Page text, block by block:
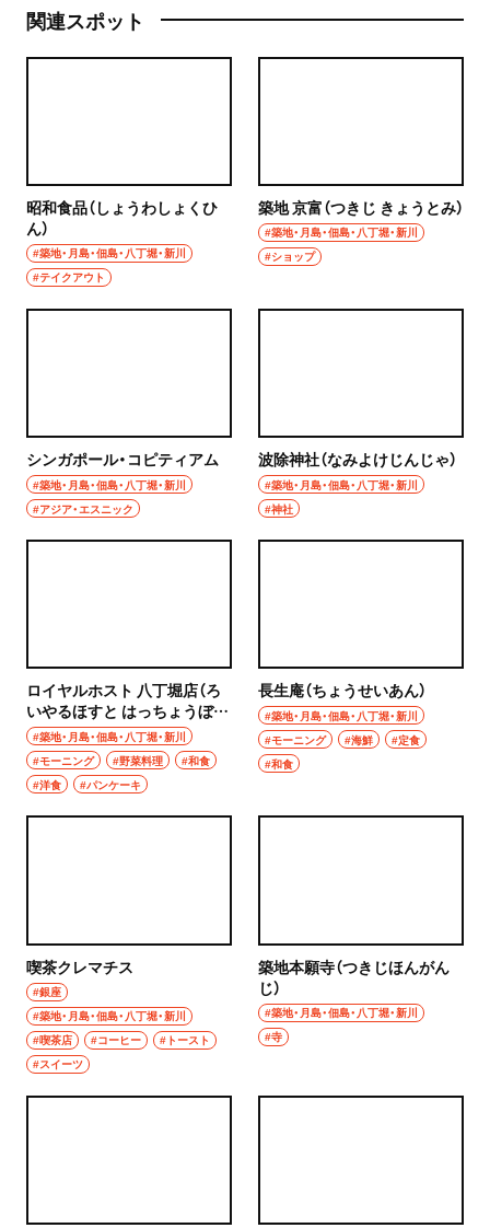
関連スポット
昭和食品（しょうわしょくひ
ん）
#築地・月島・佃島・八丁堀・新川
#テイクアウト
築地 京富（つきじ きょうとみ）
#築地・月島・佃島・八丁堀・新川
#ショップ
シンガポール・コピティアム
#築地・月島・佃島・八丁堀・新川
#アジア・エスニック
波除神社（なみよけじんじゃ）
#築地・月島・佃島・八丁堀・新川
#神社
ロイヤルホスト 八丁堀店（ろ
いやるほすと はっちょうぼり
てん）
#築地・月島・佃島・八丁堀・新川
#モーニング
#野菜料理
#和食
#洋食
#パンケーキ
長生庵（ちょうせいあん）
#築地・月島・佃島・八丁堀・新川
#モーニング
#海鮮
#定食
#和食
喫茶クレマチス
#銀座
#築地・月島・佃島・八丁堀・新川
#喫茶店
#コーヒー
#トースト
#スイーツ
築地本願寺（つきじほんがん
じ）
#築地・月島・佃島・八丁堀・新川
#寺